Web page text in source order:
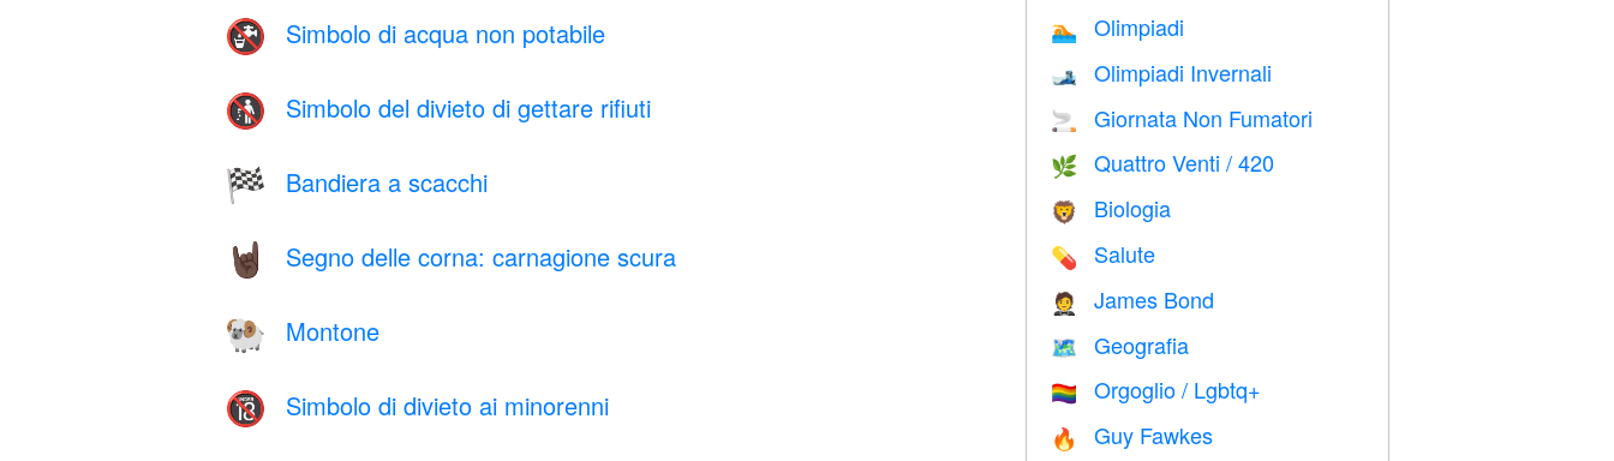
🚱 Simbolo di acqua non potabile
🚯 Simbolo del divieto di gettare rifiuti
🏁 Bandiera a scacchi
🤘🏿 Segno delle corna: carnagione scura
🐏 Montone
🔞 Simbolo di divieto ai minorenni
🏊 Olimpiadi
🎿 Olimpiadi Invernali
🚬 Giornata Non Fumatori
🌿 Quattro Venti / 420
🦁 Biologia
💊 Salute
🤵 James Bond
🗺 Geografia
🏳️‍🌈 Orgoglio / Lgbtq+
🔥 Guy Fawkes